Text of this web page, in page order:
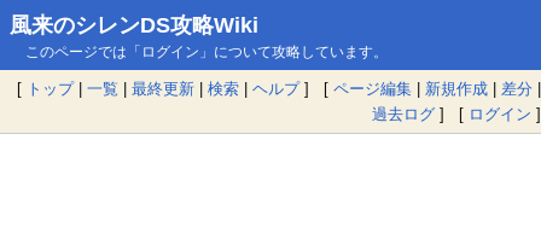
風来のシレンDS攻略Wiki
このページでは「ログイン」について攻略しています。
[ トップ| 一覧 | 最終更新 | 検索 | ヘルプ] [ ページ編集 | 新規作成 | 差分 |
過去ログ ] [ ログイン ]